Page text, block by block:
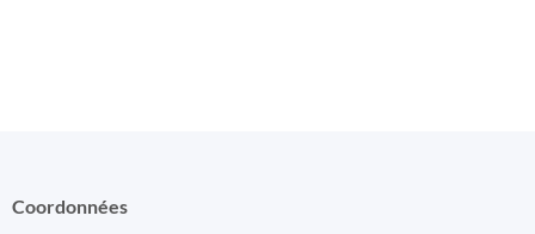
Coordonnées